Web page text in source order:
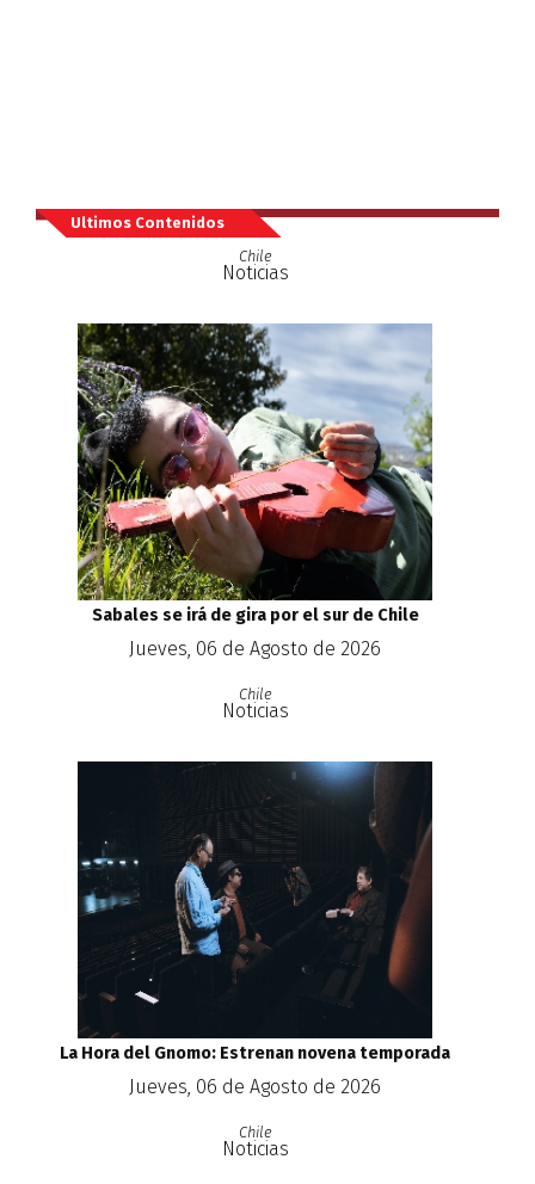
Ultimos Contenidos
Chile
Noticias
Sabales se irá de gira por el sur de Chile
Jueves, 06 de Agosto de 2026
Chile
Noticias
La Hora del Gnomo: Estrenan novena temporada
Jueves, 06 de Agosto de 2026
Chile
Noticias